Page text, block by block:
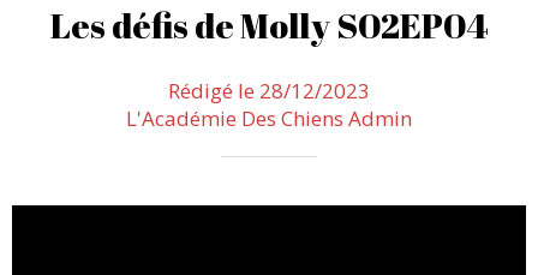
Les défis de Molly S02EP04
Rédigé le 28/12/2023
L'Académie Des Chiens Admin